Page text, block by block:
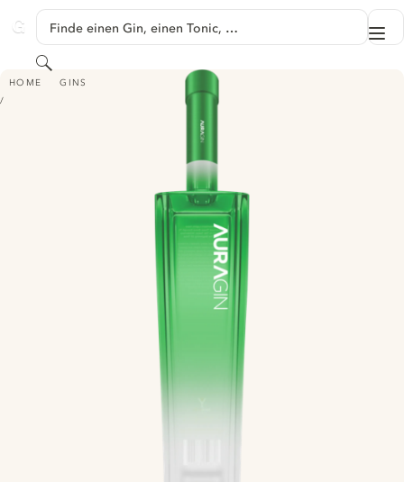
GINVENTORY
Finde einen Gin, einen Tonic, …
Suchen
HOME GINS
AURAGIN